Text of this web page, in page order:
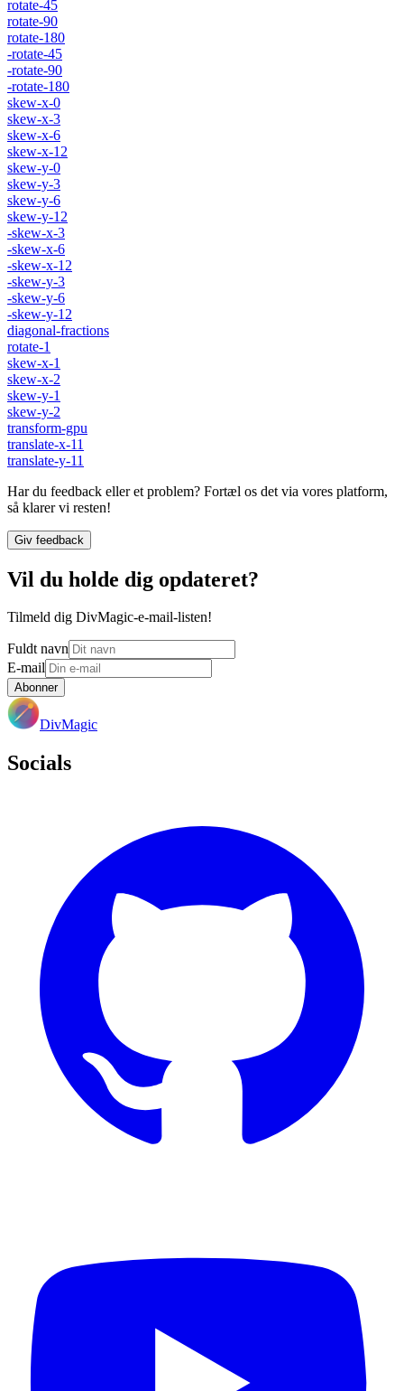
rotate-45
rotate-90
rotate-180
-rotate-45
-rotate-90
-rotate-180
skew-x-0
skew-x-3
skew-x-6
skew-x-12
skew-y-0
skew-y-3
skew-y-6
skew-y-12
-skew-x-3
-skew-x-6
-skew-x-12
-skew-y-3
-skew-y-6
-skew-y-12
diagonal-fractions
rotate-1
skew-x-1
skew-x-2
skew-y-1
skew-y-2
transform-gpu
translate-x-11
translate-y-11
Har du feedback eller et problem? Fortæl os det via vores platform,
så klarer vi resten!
Giv feedback
Vil du holde dig opdateret?
Tilmeld dig DivMagic-e-mail-listen!
Fuldt navn
E-mail
Abonner
DivMagic
Socials